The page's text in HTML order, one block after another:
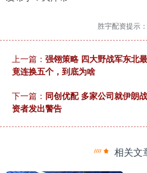
胜宇配资提示
上一篇： 强翎策略 四大野战军东北
竟连换五个，到底为啥
下一篇： 同创优配 多家公司就伊朗
资者发出警告
相关文